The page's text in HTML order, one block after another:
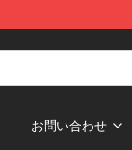
お問い合わせ